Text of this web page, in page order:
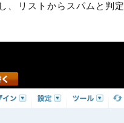
リストからスパムと判